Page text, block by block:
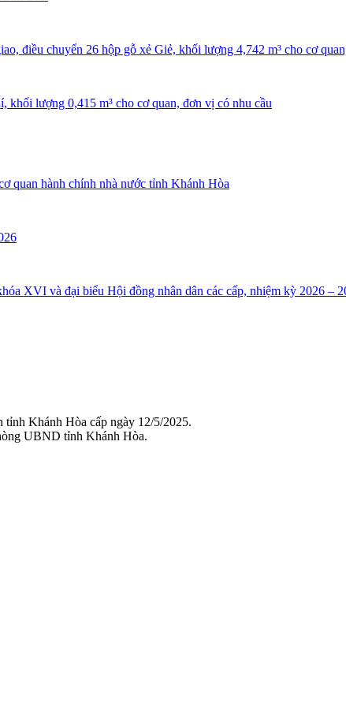
điều chuyển 26 hộp gỗ xẻ Giẻ, khối lượng 4,742 m³ cho cơ
khối lượng 0,415 m³ cho cơ quan, đơn vị có nhu cầu
quan hành chính nhà nước tỉnh Khánh Hòa
XVI và đại biểu Hội đồng nhân dân các cấp, nhiệm kỳ 2026 –
Khánh Hòa cấp ngày 12/5/2025.
UBND tỉnh Khánh Hòa.